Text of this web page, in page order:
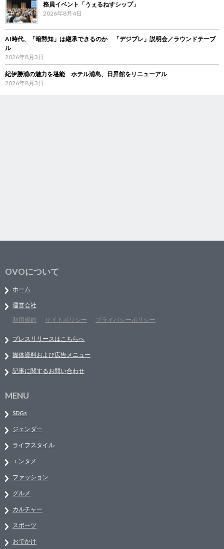
務員イベント「うぇるねすシップ」
2026年8月4日
AI時代、「暗黙知」は継承できるのか 「デジブレ」説明会／ラウンドテーブ
ル
2026年8月3日
紀伊勝浦の魅力を堪能 ホテル浦島、日昇館をリニューアル
2026年8月3日
OVOについて
ホーム
運営会社
利用規約
サイトポリシー プライバシーポリシー
プレスリリースはこちらへ
媒体資料および広告メニュー
記事に関するお問い合わせ
MENU
SDGs
ジェンダー
ライフスタイル
エンタメ
ファッション
グルメ
カルチャー
スポーツ
おでかけ